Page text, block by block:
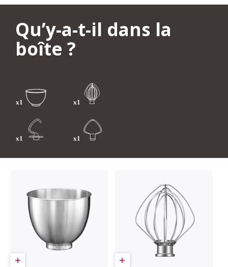
Qu’y-a-t-il dans la
boîte ?